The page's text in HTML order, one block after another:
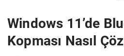
Windows 11’de
Kopması Nasıl